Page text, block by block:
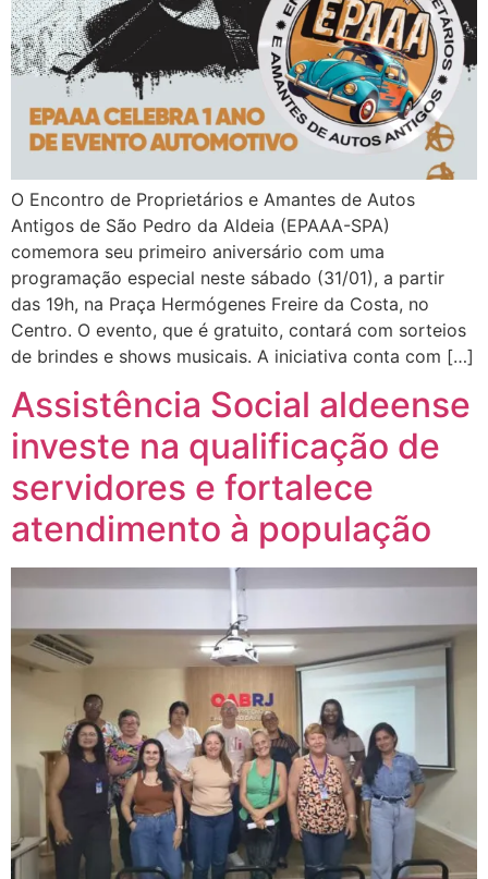
O Encontro de Proprietários e Amantes de Autos
Antigos de São Pedro da Aldeia (EPAAA-SPA)
comemora seu primeiro aniversário com uma
programação especial neste sábado (31/01), a partir
das 19h, na Praça Hermógenes Freire da Costa, no
Centro. O evento, que é gratuito, contará com sorteios
de brindes e shows musicais. A iniciativa conta com […]
Assistência Social aldeense
investe na qualificação de
servidores e fortalece
atendimento à população